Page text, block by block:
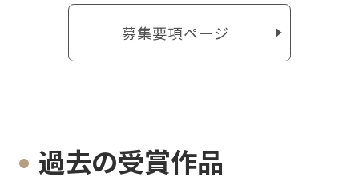
募集要項ページ
過去の受賞作品